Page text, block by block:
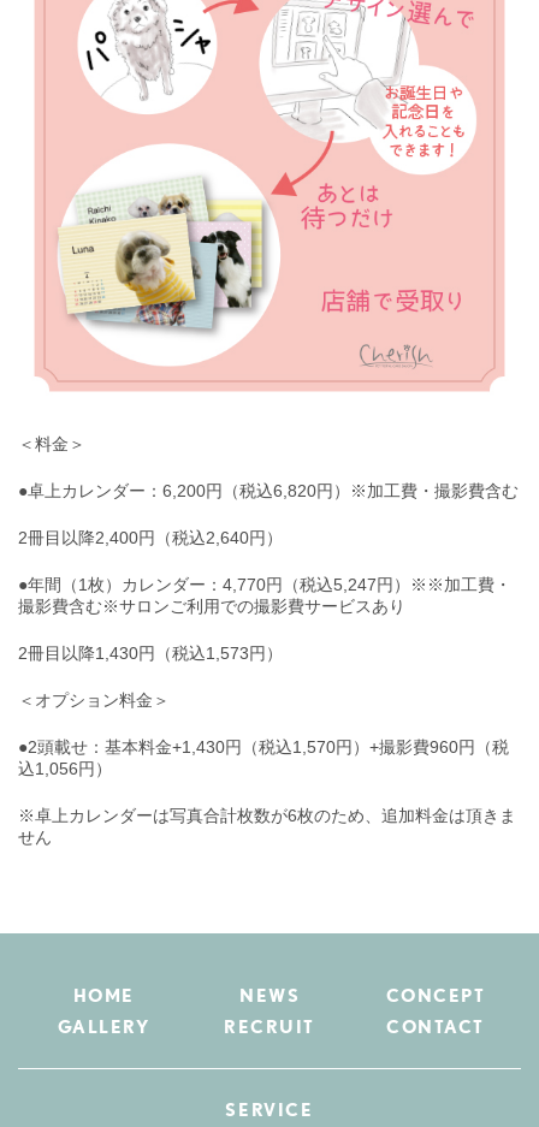
＜料金＞
●卓上カレンダー：6,200円（税込6,820円）※加工費・撮影費含む
2冊目以降2,400円（税込2,640円）
●年間（1枚）カレンダー：4,770円（税込5,247円）※※加工費・
撮影費含む※サロンご利用での撮影費サービスあり
2冊目以降1,430円（税込1,573円）
＜オプション料金＞
●2頭載せ：基本料金+1,430円（税込1,570円）+撮影費960円（税
込1,056円）
※卓上カレンダーは写真合計枚数が6枚のため、追加料金は頂きま
せん
HOME NEWS
CONCEPT
GALLERY
RECRUIT CONTACT
SERVICE